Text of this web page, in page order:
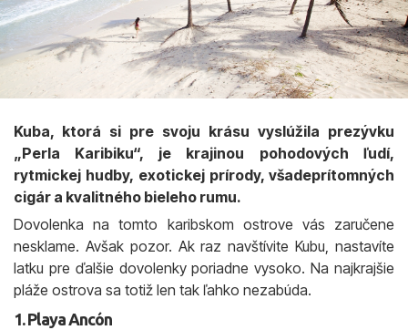
Kuba, ktorá si pre svoju krásu vyslúžila prezývku
„Perla Karibiku“, je krajinou pohodových ľudí,
rytmickej hudby, exotickej prírody, všadeprítomných
cigár a kvalitného bieleho rumu.
Dovolenka na tomto karibskom ostrove vás zaručene
nesklame. Avšak pozor. Ak raz navštívite Kubu, nastavíte
latku pre ďalšie dovolenky poriadne vysoko. Na najkrajšie
pláže ostrova sa totiž len tak ľahko nezabúda.
1. Playa Ancón